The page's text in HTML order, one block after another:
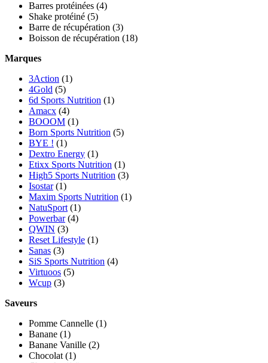
Barres protéinées (4)
Shake protéiné (5)
Barre de récupération (3)
Boisson de récupération (18)
Marques
3Action (1)
4Gold (5)
6d Sports Nutrition (1)
Amacx (4)
BOOOM (1)
Born Sports Nutrition (5)
BYE ! (1)
Dextro Energy (1)
Etixx Sports Nutrition (1)
High5 Sports Nutrition (3)
Isostar (1)
Maxim Sports Nutrition (1)
NatuSport (1)
Powerbar (4)
QWIN (3)
Reset Lifestyle (1)
Sanas (3)
SiS Sports Nutrition (4)
Virtuoos (5)
Wcup (3)
Saveurs
Pomme Cannelle (1)
Banane (1)
Banane Vanille (2)
Chocolat (1)